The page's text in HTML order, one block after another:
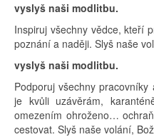
vyslyš naši modlitbu.
Inspiruj všechny vědce, kteří
poznání a naději. Slyš naše
vyslyš naši modlitbu.
Podporuj všechny
je kvůli uzávěrám,
omezením ohroženo…
cestovat. Slyš naše volání,